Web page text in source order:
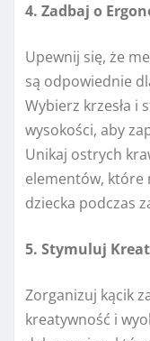
4. Zadbaj o
Upewnij się, że
są odpowiednie
Wybierz krzesła i
wysokości, aby
Unikaj ostrych
elementów, które
dziecka podczas
5. Stymuluj
Zorganizuj kącik
kreatywność i